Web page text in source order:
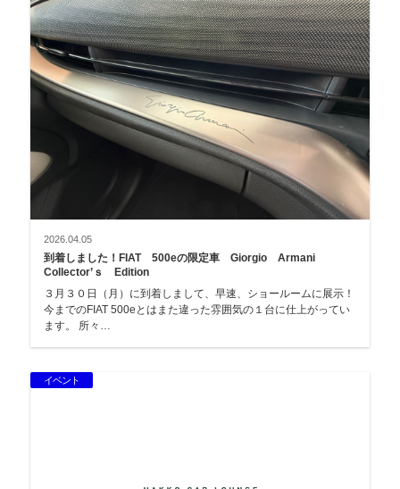
2026.04.05
到着しました！FIAT 500eの限定車 Giorgio Armani
Collector’ｓ Edition
３月３０日（月）に到着しまして、早速、ショールームに展示！
今までのFIAT 500eとはまた違った雰囲気の１台に仕上がってい
ます。 所々…
イベント